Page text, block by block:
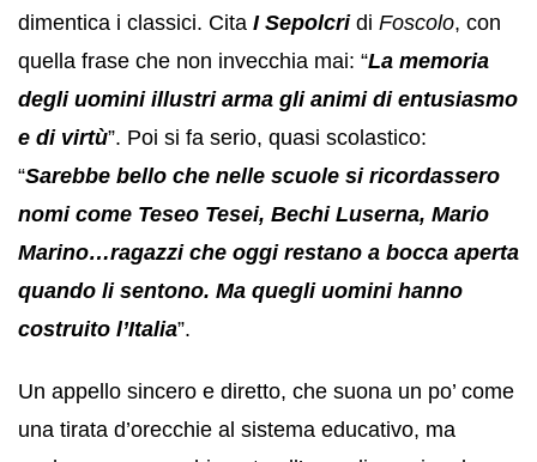
dimentica i classici. Cita I Sepolcridi Foscolo, con
quella frase che non invecchia mai: “La memoria
degli uomini illustri arma gli animi di entusiasmo
e di virtù”. Poi si fa serio, quasi scolastico:
“Sarebbe bello che nelle scuole si ricordassero
nomi come Teseo Tesei, Bechi Luserna, Mario
Marino…ragazzi che oggi restano a bocca aperta
quando li sentono. Ma quegli uomini hanno
costruito l’Italia”.
Un appello sincero e diretto, che suona un po’ come
una tirata d’orecchie al sistema educativo, ma